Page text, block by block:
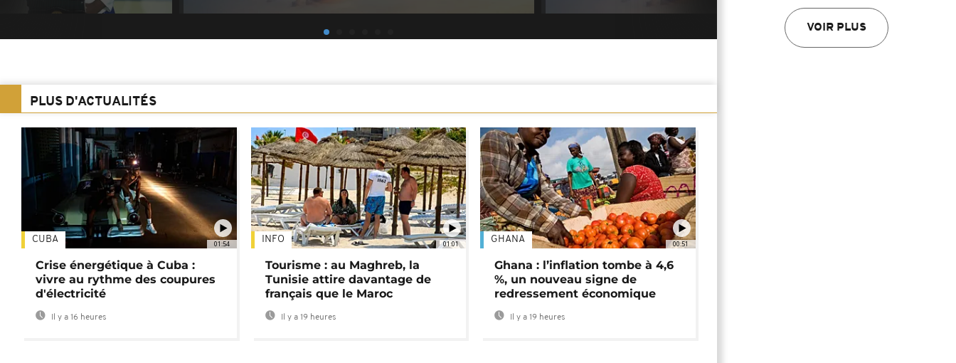
VOIR PLUS
PLUS D'ACTUALITÉS
01:54
CUBA
Crise énergétique à Cuba :
vivre au rythme des coupures
d'électricité
Il y a 16 heures
01:01
INFO
Tourisme : au Maghreb, la
Tunisie attire davantage de
français que le Maroc
Il y a 19 heures
00:51
GHANA
Ghana : l’inflation tombe à 4,6
%, un nouveau signe de
redressement économique
Il y a 19 heures